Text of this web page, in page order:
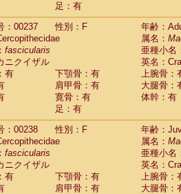
足：有
：00237
性別：F
年齢：
属名：
fascicularis
亜種小名
ニクイザル
英名：
有
下顎骨：有
上腕骨：
肩甲骨：有
大腿骨：
寛骨：有
体幹：有
足：有
：00238
性別：F
年齢：
属名：
fascicularis
亜種小名
ニクイザル
英名：
有
下顎骨：有
上腕骨：
肩甲骨：有
大腿骨：